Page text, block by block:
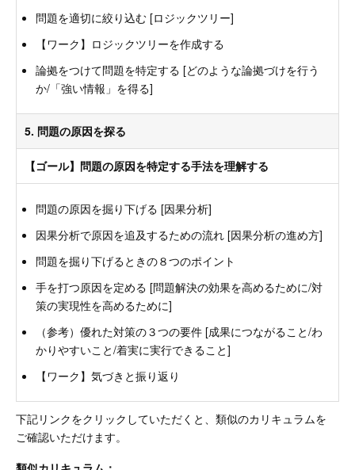
問題を適切に絞り込む [ロジックツリー]
【ワーク】ロジックツリーを作成する
論拠をつけて問題を特定する [どのような論拠づけを行う
か/「強い情報」を得る]
5. 問題の原因を探る
【ゴール】問題の原因を特定する手法を理解する
問題の原因を掘り下げる [因果分析]
因果分析で原因を追及するための流れ [因果分析の進め方]
問題を掘り下げるときの８つのポイント
手を打つ原因を定める [問題解決の効果を高めるために/対
策の実現性を高めるために]
（参考）優れた対策の３つの要件 [成果につながること/わ
かりやすいこと/着実に実行できること]
【ワーク】気づきと振り返り
下記リンクをクリックしていただくと、類似のカリキュラムを
ご確認いただけます。